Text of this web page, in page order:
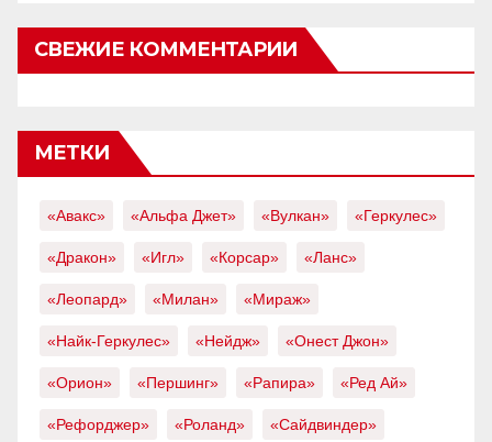
СВЕЖИЕ КОММЕНТАРИИ
МЕТКИ
«Авакс» «Альфа Джет» «Вулкан» «Геркулес»
«Дракон» «Игл» «Корсар» «Ланс»
«Леопард» «Милан» «Мираж»
«Найк-Геркулес» «Нейдж» «Онест Джон»
«Орион» «Першинг» «Рапира» «Ред Ай»
«Рефорджер» «Роланд» «Сайдвиндер»